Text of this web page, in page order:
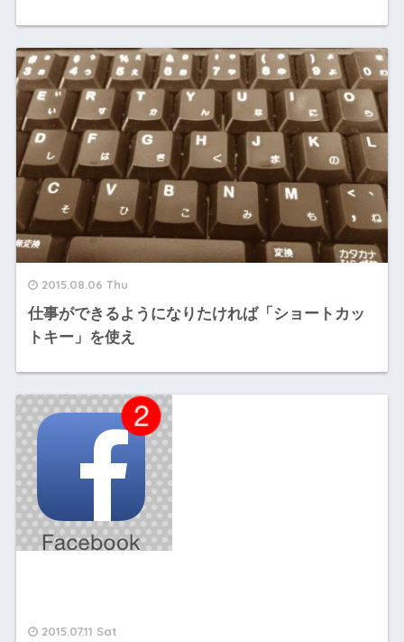
2015.08.06 Thu
仕事ができるようになりたければ「ショートカッ
トキー」を使え
2015.07.11 Sat